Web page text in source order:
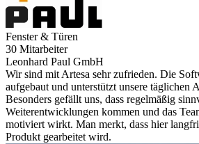
Fenster & Türen
30 Mitarbeiter
Leonhard Paul GmbH
Wir sind mit Artesa sehr zufrieden. Die
aufgebaut und unterstützt unsere täglichen
Besonders gefällt uns, dass regelmäßig
Weiterentwicklungen kommen und das
motiviert wirkt. Man merkt, dass hier
Produkt gearbeitet wird.